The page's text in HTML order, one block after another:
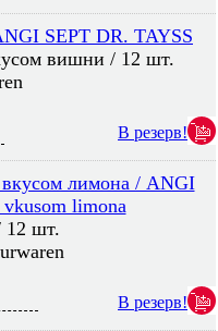
SEPT DR. TAYSS
вишни / 12 шт.
В резерв!
лимона / ANGI
limona
12 шт.
В резерв!